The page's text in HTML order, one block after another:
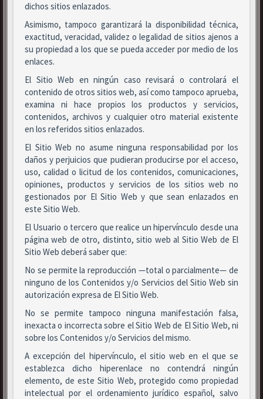
dichos sitios enlazados.
Asimismo, tampoco garantizará la disponibilidad técnica,
exactitud, veracidad, validez o legalidad de sitios ajenos a
su propiedad a los que se pueda acceder por medio de los
enlaces.
El Sitio Web en ningún caso revisará o controlará el
contenido de otros sitios web, así como tampoco aprueba,
examina ni hace propios los productos y servicios,
contenidos, archivos y cualquier otro material existente
en los referidos sitios enlazados.
El Sitio Web no asume ninguna responsabilidad por los
daños y perjuicios que pudieran producirse por el acceso,
uso, calidad o licitud de los contenidos, comunicaciones,
opiniones, productos y servicios de los sitios web no
gestionados por El Sitio Web y que sean enlazados en
este Sitio Web.
El Usuario o tercero que realice un hipervínculo desde una
página web de otro, distinto, sitio web al Sitio Web de El
Sitio Web deberá saber que:
No se permite la reproducción —total o parcialmente— de
ninguno de los Contenidos y/o Servicios del Sitio Web sin
autorización expresa de El Sitio Web.
No se permite tampoco ninguna manifestación falsa,
inexacta o incorrecta sobre el Sitio Web de El Sitio Web, ni
sobre los Contenidos y/o Servicios del mismo.
A excepción del hipervínculo, el sitio web en el que se
establezca dicho hiperenlace no contendrá ningún
elemento, de este Sitio Web, protegido como propiedad
intelectual por el ordenamiento jurídico español, salvo